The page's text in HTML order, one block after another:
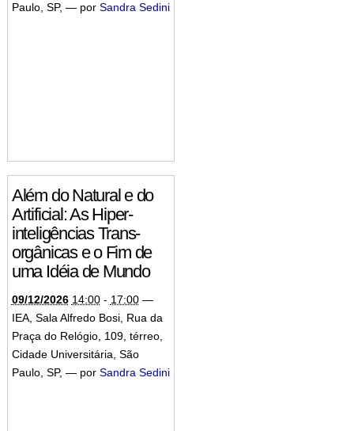
Paulo, SP, — por Sandra Sedini
Além do Natural e do
Artificial: As Hiper-
inteligências Trans-
orgânicas e o Fim de
uma Idéia de Mundo
09/12/2026 14:00- 17:00 —
IEA, Sala Alfredo Bosi, Rua da
Praça do Relógio, 109, térreo,
Cidade Universitária, São
Paulo, SP, — por Sandra Sedini